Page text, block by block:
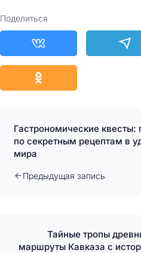
Поделиться
Гастрономические квесты:
по секретным рецептам в
мира
Предыдущая запись
Тайные тропы
маршруты Кавказа с